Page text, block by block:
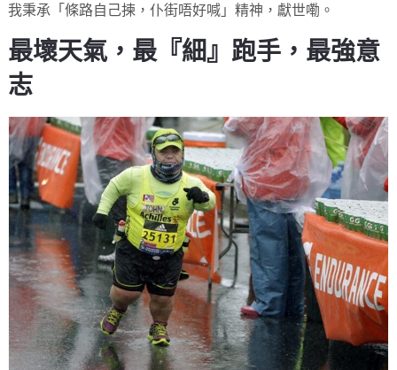
我秉承「條路自己揀，仆街唔好喊」精神，獻世嘞。
最壞天氣，最『細』跑手，最強意
志